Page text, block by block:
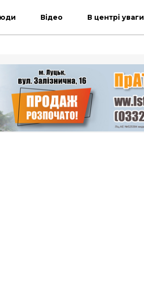
Відео В центрі уваги